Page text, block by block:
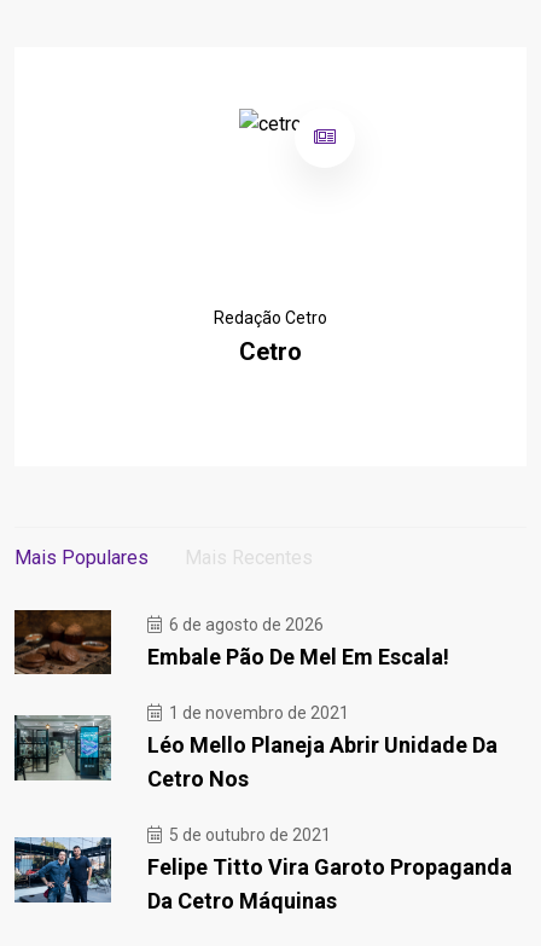
Redação Cetro
Cetro
Mais Populares Mais Recentes
6 de agosto de 2026
Embale Pão De Mel Em Escala!
1 de novembro de 2021
Léo Mello Planeja Abrir Unidade Da
Cetro Nos
5 de outubro de 2021
Felipe Titto Vira Garoto Propaganda
Da Cetro Máquinas